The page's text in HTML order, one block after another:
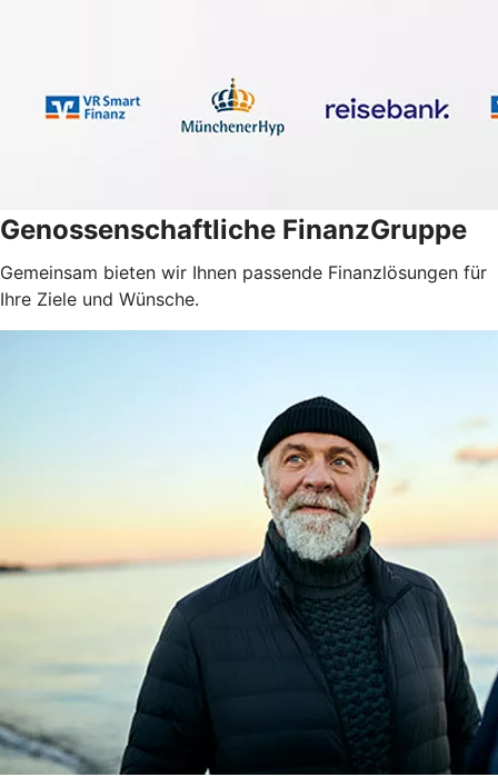
Genossenschaftliche FinanzGruppe
Gemeinsam bieten wir Ihnen passende Finanzlösungen für
Ihre Ziele und Wünsche.